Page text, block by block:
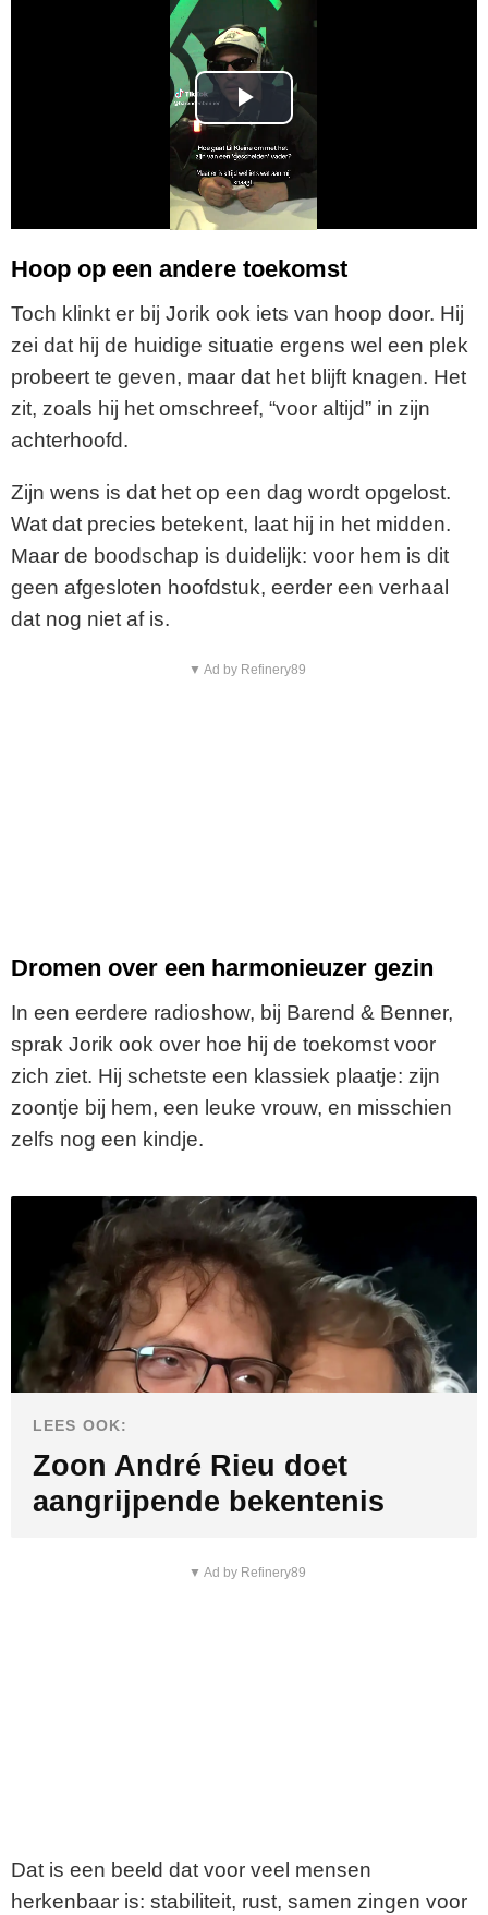
P
l
a
y
V
i
d
o
Hoop op een andere toekomst
Toch klinkt er bij Jorik ook iets van hoop door. Hij
zei dat hij de huidige situatie ergens wel een plek
probeert te geven, maar dat het blijft knagen. Het
zit, zoals hij het omschreef, “voor altijd” in zijn
achterhoofd.
Zijn wens is dat het op een dag wordt opgelost.
Wat dat precies betekent, laat hij in het midden.
Maar de boodschap is duidelijk: voor hem is dit
geen afgesloten hoofdstuk, eerder een verhaal
dat nog niet af is.
▼ Ad by Refinery89
Dromen over een harmonieuzer gezin
In een eerdere radioshow, bij Barend & Benner,
sprak Jorik ook over hoe hij de toekomst voor
zich ziet. Hij schetste een klassiek plaatje: zijn
zoontje bij hem, een leuke vrouw, en misschien
zelfs nog een kindje.
LEES OOK:
Zoon André Rieu doet
aangrijpende bekentenis
▼ Ad by Refinery89
Dat is een beeld dat voor veel mensen
herkenbaar is: stabiliteit, rust, samen zingen voor